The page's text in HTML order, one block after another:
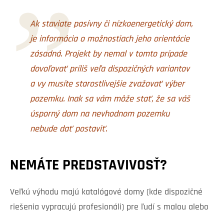
Ak staviate pasívny či nízkoenergetický dom,
je informácia o možnostiach jeho orientácie
zásadná. Projekt by nemal v tomto prípade
dovoľovať príliš veľa dispozičných variantov
a vy musíte starostlivejšie zvažovať výber
pozemku. Inak sa vám môže stať, že sa váš
úsporný dom na nevhodnom pozemku
nebude dať postaviť.
NEMÁTE PREDSTAVIVOSŤ?
Veľkú výhodu majú katalógové domy (kde dispozičné
riešenia vypracujú profesionáli) pre ľudí s malou alebo